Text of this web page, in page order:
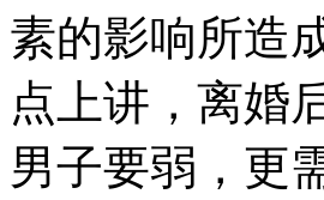
素的影响所造
点上讲，离婚
男子要弱，更